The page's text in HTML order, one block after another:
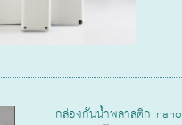
กล่องกันน้ำพลาสติก nano